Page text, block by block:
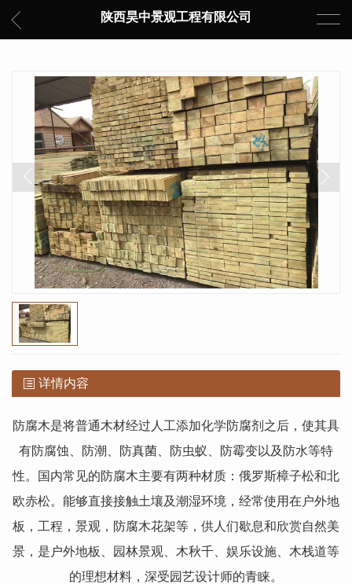
陕西昊中景观工程有限公司
详情内容
防腐木是将普通木材经过人工添加化学防腐剂之后，使其具
有防腐蚀、防潮、防真菌、防虫蚁、防霉变以及防水等特
性。国内常见的防腐木主要有两种材质：俄罗斯樟子松和北
欧赤松。能够直接接触土壤及潮湿环境，经常使用在户外地
板，工程，景观，防腐木花架等，供人们歇息和欣赏自然美
景，是户外地板、园林景观、木秋千、娱乐设施、木栈道等
的理想材料，深受园艺设计师的青睐。